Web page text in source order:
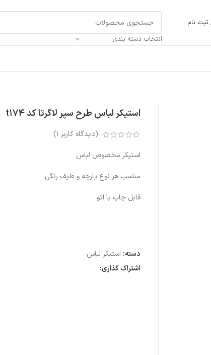
نام
انتخاب دسته بندی
استیکر لباس طرح سپر لاگرتا کد t174
(دیدگاه کاربر 1
)
استیکر مخصوص لباس
مناسب هر نوع پارچه و طیف رنگی
قابل چاپ با اتو
دسته: استیکر لباس
اشتراک گذاری: